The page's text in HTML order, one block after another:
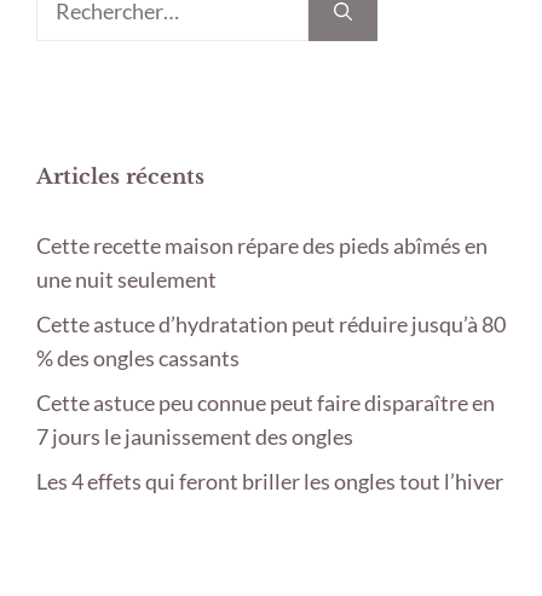
Articles récents
Cette recette maison répare des pieds abîmés en
une nuit seulement
Cette astuce d’hydratation peut réduire jusqu’à 80
% des ongles cassants
Cette astuce peu connue peut faire disparaître en
7 jours le jaunissement des ongles
Les 4 effets qui feront briller les ongles tout l’hiver